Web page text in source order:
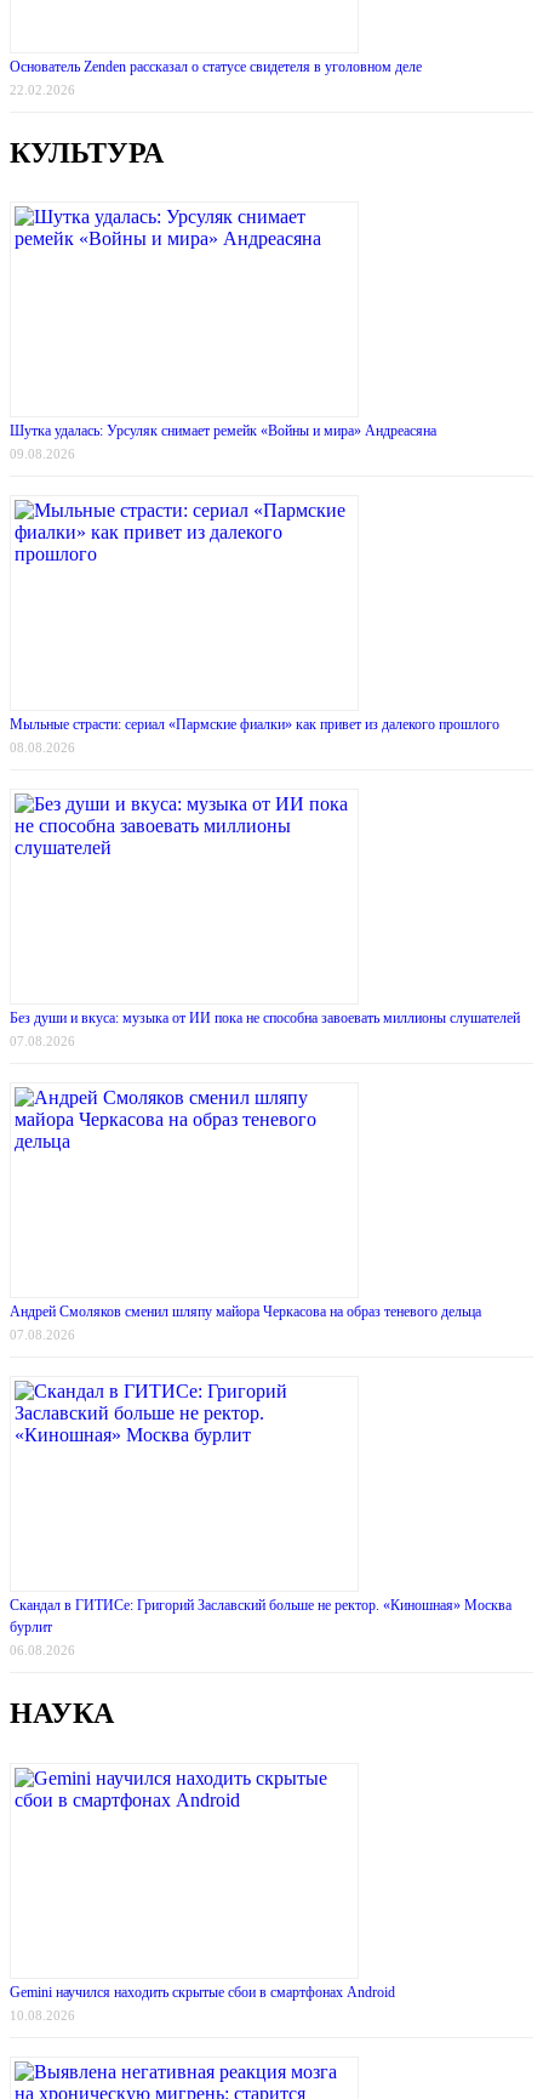
Основатель Zenden рассказал о статусе свидетеля в уголовном деле
22.02.2026
КУЛЬТУРА
Шутка удалась: Урсуляк снимает ремейк «Войны и мира» Андреасяна
09.08.2026
Мыльные страсти: сериал «Пармские фиалки» как привет из далекого прошлого
08.08.2026
Без души и вкуса: музыка от ИИ пока не способна завоевать миллионы слушателей
07.08.2026
Андрей Смоляков сменил шляпу майора Черкасова на образ теневого дельца
07.08.2026
Скандал в ГИТИСе: Григорий Заславский больше не ректор. «Киношная» Москва
бурлит
06.08.2026
НАУКА
Gemini научился находить скрытые сбои в смартфонах Android
10.08.2026